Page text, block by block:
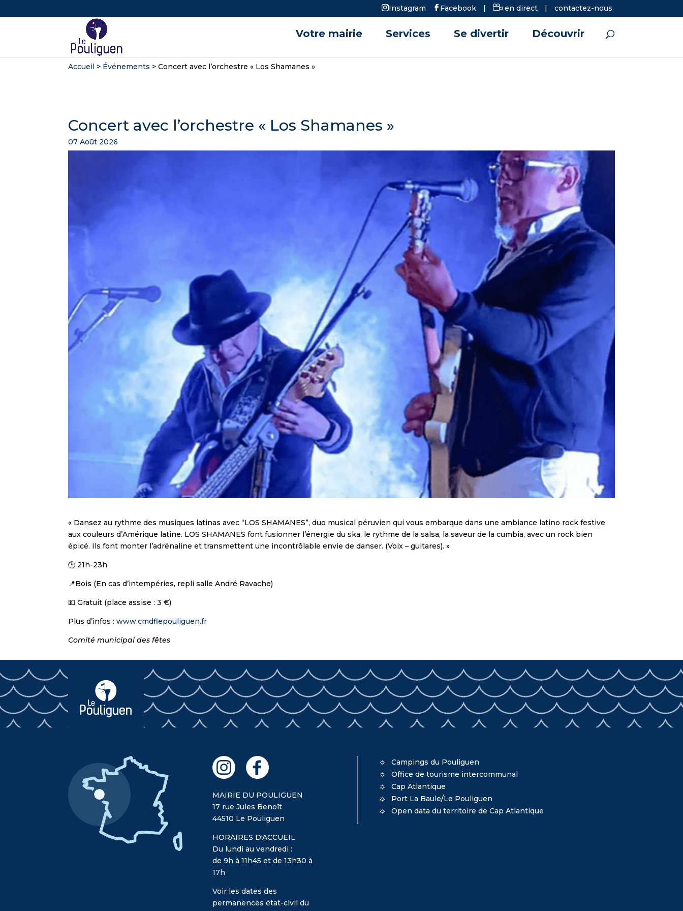
Instagram Facebook | en direct | contactez-nous
Votre mairie Services Se divertir Découvrir
Accueil > Événements >Concert avec l’orchestre « Los Shamanes »
Concert avec l’orchestre « Los Shamanes »
07 Août 2026
« Dansez au rythme des musiques latinas avec “LOS SHAMANES”, duo musical péruvien qui vous embarque dans une ambiance latino rock festive
aux couleurs d’Amérique latine. LOS SHAMANES font fusionner l’énergie du ska, le rythme de la salsa, la saveur de la cumbia, avec un rock bien
épicé. Ils font monter l’adrénaline et transmettent une incontrôlable envie de danser. (Voix – guitares). »
🕒 21h-23h
📍Bois (En cas d’intempéries, repli salle André Ravache)
💵 Gratuit (place assise : 3 €)
Plus d’infos :www.cmdflepouliguen.fr
Comité municipal des fêtes
MAIRIE DU POULIGUEN
17 rue Jules Benoît
44510 Le Pouliguen
HORAIRES D'ACCUEIL
Du lundi au vendredi :
de 9h à 11h45 et de 13h30 à
17h
Voir les dates des
permanences état-civil du
Campings du Pouliguen
Office de tourisme intercommunal
Cap Atlantique
Port La Baule/Le Pouliguen
Open data du territoire de Cap Atlantique